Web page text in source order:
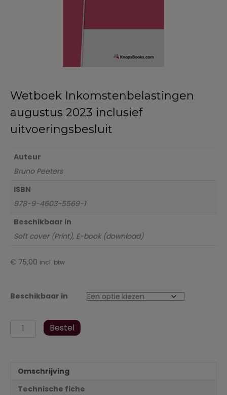
Wetboek Inkomstenbelastingen
augustus 2023 inclusief
uitvoeringsbesluit
Auteur
Bruno Peeters
ISBN
978-9-4603-5569-1
Beschikbaar in
Soft cover (Print), E-book (download)
€ 75,00 incl. btw
Beschikbaar in
Wetboek
Inkomstenbelastingen
uitvoeringsbesluit
aantal
Bestel
Omschrijving
Technische fiche